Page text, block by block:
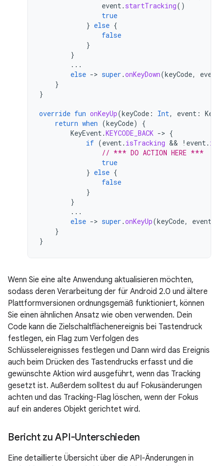
event. startTracking()
true
} else {
false
}
}
...
else -> super .onKeyDown(keyCode,
event
}
}
override fun onKeyUp(keyCode : Int, event :
return when (keyCode)
{
KeyEvent.KEYCODE_BACK -> {
if (event. isTracking && ! event.
// *** DO ACTION HERE ***
true
} else {
false
}
}
...
else -> super .onKeyUp(keyCode, event
}
}
Wenn Sie eine alte Anwendung aktualisieren möchten,
sodass deren Verarbeitung der für Android 2.0 und ältere
Plattformversionen ordnungsgemäß funktioniert, können
Sie einen ähnlichen Ansatz wie oben verwenden. Dein
Code kann die Zielschaltflächenereignis bei Tastendruck
festlegen, ein Flag zum Verfolgen des
Schlüsselereignisses festlegen und Dann wird das Ereignis
auch beim Drücken des Tastendrucks erfasst und die
gewünschte Aktion wird ausgeführt, wenn das Tracking
gesetzt ist. Außerdem solltest du auf Fokusänderungen
achten und das Tracking-Flag löschen, wenn der Fokus
auf ein anderes Objekt gerichtet wird.
Bericht zu API-Unterschieden
Eine detaillierte Übersicht über die API-Änderungen in